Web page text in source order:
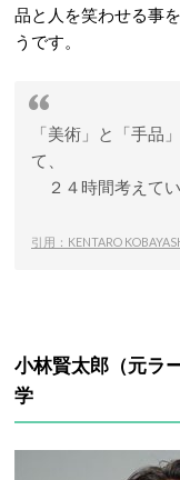
品と人を笑わせる事
うです。
「美術」と「手品
て、
２４時間考えてい
引用：KENTARO
小林賢太郎（元ラ
学